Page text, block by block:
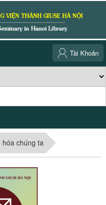
Tài Khoản
chúng ta